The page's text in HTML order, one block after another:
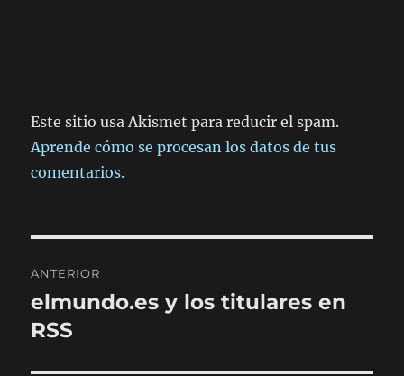
Este sitio usa Akismet para reducir el spam.
Aprende cómo se procesan los datos de tus
comentarios.
de
entradas
ANTERIOR
Entrada
anterior:
elmundo.es y los titulares en
RSS